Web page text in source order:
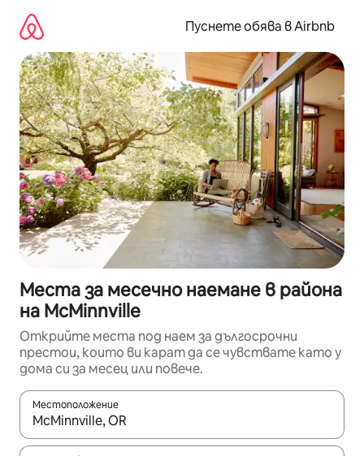
съдържанието
Пуснете обява в Airbnb
Места за месечно наемане в района
на McMinnville
Открийте места под наем за дългосрочни
престои, които ви карат да се чувствате като у
дома си за месец или повече.
Местоположение
Когато резултатите се покажат, използвайте